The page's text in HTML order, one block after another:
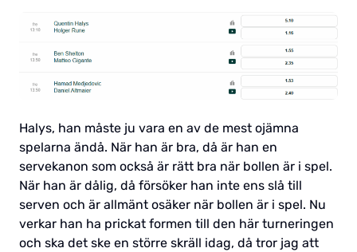
Halys, han måste ju vara en av de mest ojämna
spelarna ändå. När han är bra, då är han en
servekanon som också är rätt bra när bollen är i spel.
När han är dålig, då försöker han inte ens slå till
serven och är allmänt osäker när bollen är i spel. Nu
verkar han ha prickat formen till den här turneringen
och ska det ske en större skräll idag, då tror jag att